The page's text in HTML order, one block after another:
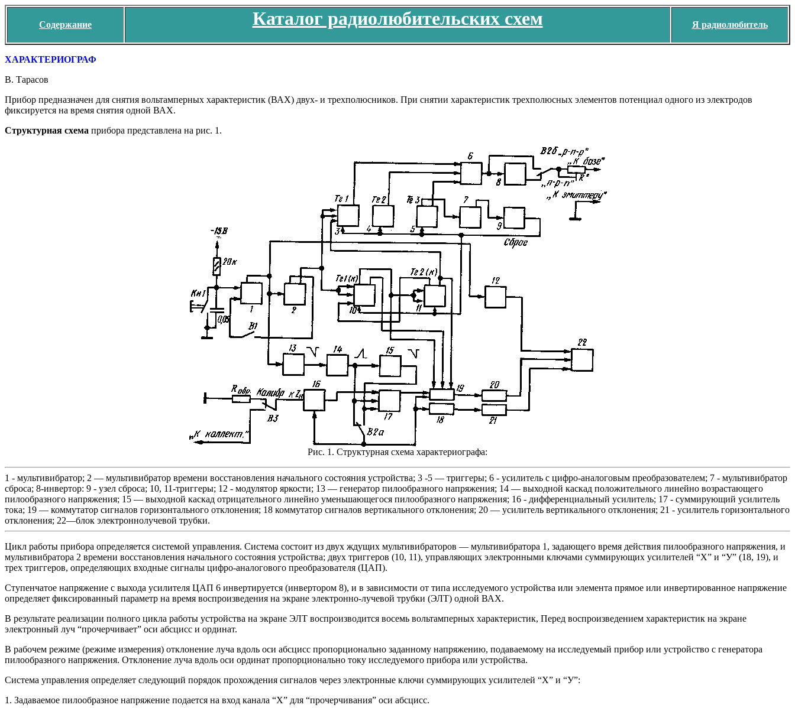
Содержание Каталог радиолюбительских схем Я радиолюбитель
ХАРАКТЕРИОГРАФ
В. Тарасов
Прибор предназначен для снятия вольтамперных характеристик (ВАХ) двух- и трехполюсников. При снятии характеристик трехполюсных элементов потенциал одного из электродов
фиксируется на время снятия одной ВАХ.
Структурная схема прибора представлена на рис. 1.
Рис. 1. Структурная схема характериографа:
1 - мультивибратор; 2 — мультивибратор времени восстановления начального состояния устройства; 3 -5 — триггеры; 6 - усилитель с цифро-аналоговым преобразователем; 7 - мультивибратор
сброса; 8-инвертор: 9 - узел сброса; 10, 11-триггеры; 12 - модулятор яркости; 13 — генератор пилообразного напряжения; 14 — выходной каскад положительного линейно возрастающего
пилообразного напряжения; 15 — выходной каскад отрицaтельного линейно уменьшающегося пилообразного напряжения; 16 - дифференциальный усилитель; 17 - суммирующий усилитель
тока; 19 — коммутатор сигналов горизонтального отклонения; 18 коммутатор сигналов вертикального отклонения; 20 — усилитель вертикального отклонения; 21 - усилитель горизонтального
отклонения; 22—блок электроннолучевой трубки.
Цикл работы прибора определяется системой управления. Система состоит из двух ждущих мультивибраторов — мультивибратора 1, задающего время действия пилообразного напряжения, и
мультивибратора 2 времени восстановления начального состояния устройства; двух триггеров (10, 11), управляющих электронными ключами суммирующих усилителей “X” и “У” (18, 19), и
трех триггеров, определяющих входные сигналы цифро-аналогового преобразователя (ЦАП).
Ступенчатое напряжение с выхода усилителя ЦАП 6 инвертируется (инвертором 8), и в зависимости от типа исследуемого устройства или элемента прямое или инвертированное напряжение
определяет фиксированный параметр на время воспроизведения на экране электронно-лучевой трубки (ЭЛТ) одной ВАХ.
В результате реализации полного цикла работы устройства на экране ЭЛТ воспроизводится восемь вольтамперных характеристик, Перед воспроизведением характеристик на экране
электронный луч “прочерчивает” оси абсцисс и ординат.
В рабочем режиме (режиме измерения) отклонение луча вдоль оси абсцисс пропорционально заданному напряжению, подаваемому на исследуемый прибор или устройство с генератора
пилообразного напряжения. Отклонение луча вдоль оси ординат пропорционально току исследуемого прибора или устройства.
Система управления определяет следующий порядок прохождения сигналов через электронные ключи суммирующих усилителей “X” и “У”:
1. Задаваемое пилообразное напряжение подается на вход канала “X” для “прочерчивания” оси абсцисс.